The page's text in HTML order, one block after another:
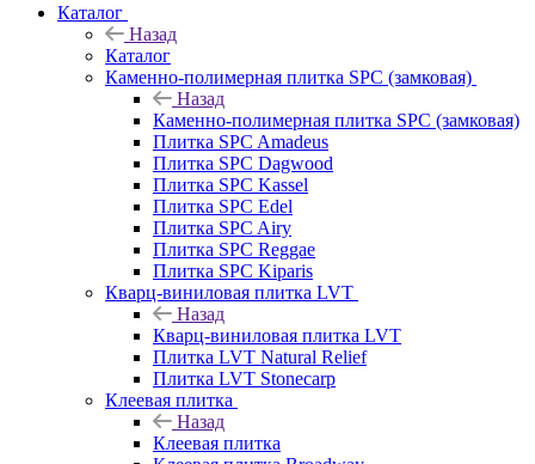
Каталог
Назад
Каталог
Каменно-полимерная плитка SPC (замковая)
Назад
Каменно-полимерная плитка SPC (замковая)
Плитка SPC Amadeus
Плитка SPC Dagwood
Плитка SPC Kassel
Плитка SPC Edel
Плитка SPC Airy
Плитка SPC Reggae
Плитка SPC Kiparis
Кварц-виниловая плитка LVT
Назад
Кварц-виниловая плитка LVT
Плитка LVT Natural Relief
Плитка LVT Stonecarp
Клеевая плитка
Назад
Клеевая плитка